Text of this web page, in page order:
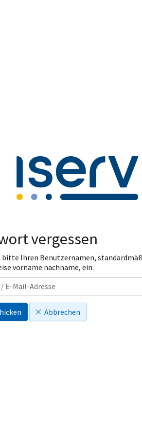
vergessen
bitte Ihren Benutzernamen,
vorname.nachname, ein.
Abbrechen